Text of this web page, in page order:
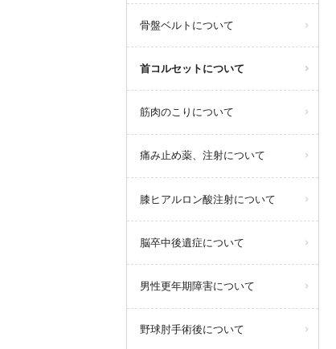
骨盤ベルトについて
首コルセットについて
筋肉のこりについて
痛み止め薬、注射について
膝ヒアルロン酸注射について
脳卒中後遺症について
男性更年期障害について
野球肘手術後について